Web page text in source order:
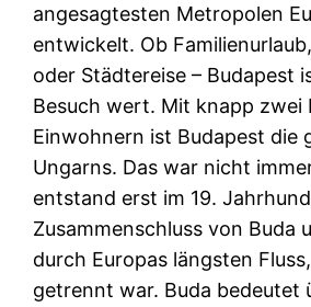
angesagtesten Metropolen
entwickelt. Ob
oder Städtereise – Budapest
Besuch wert. Mit knapp zwei
Einwohnern ist Budapest die
Ungarns. Das war nicht
entstand erst im 19.
Zusammenschluss von Buda
durch Europas längsten
getrennt war. Buda bedeutet